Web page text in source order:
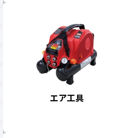
エア工具